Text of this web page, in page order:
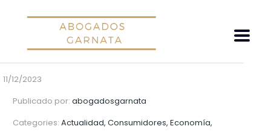
11/12/2023
Publicado por: abogadosgarnata
Categories: Actualidad, Consumidores, Economía,